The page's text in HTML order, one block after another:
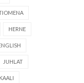
HERNE
JUHLAT
KAALI